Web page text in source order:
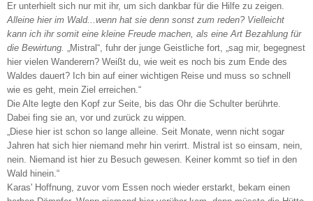
Er unterhielt sich nur mit ihr, um sich dankbar für die Hilfe zu zeigen.
Alleine hier im Wald...wenn hat sie denn sonst zum reden? Vielleicht
kann ich ihr somit eine kleine Freude machen, als eine Art Bezahlung für
die Bewirtung. „Mistral“, fuhr der junge Geistliche fort, „sag mir, begegnest
hier vielen Wanderern? Weißt du, wie weit es noch bis zum Ende des
Waldes dauert? Ich bin auf einer wichtigen Reise und muss so schnell
wie es geht, mein Ziel erreichen.“
Die Alte legte den Kopf zur Seite, bis das Ohr die Schulter berührte.
Dabei fing sie an, vor und zurück zu wippen.
„Diese hier ist schon so lange alleine. Seit Monate, wenn nicht sogar
Jahren hat sich hier niemand mehr hin verirrt. Mistral ist so einsam, nein,
nein. Niemand ist hier zu Besuch gewesen. Keiner kommt so tief in den
Wald hinein.“
Karas' Hoffnung, zuvor vom Essen noch wieder erstarkt, bekam einen